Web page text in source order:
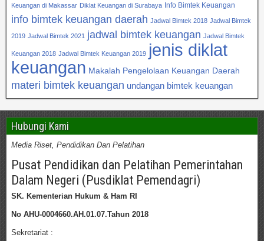
Keuangan di Makassar Diklat Keuangan di Surabaya Info Bimtek Keuangan
info bimtek keuangan daerah Jadwal Bimtek 2018 Jadwal Bimtek
2019 Jadwal Bimtek 2021 jadwal bimtek keuangan Jadwal Bimtek
Keuangan 2018 Jadwal Bimtek Keuangan 2019 jenis diklat
keuangan Makalah Pengelolaan Keuangan Daerah
materi bimtek keuangan undangan bimtek keuangan
Hubungi Kami
Media Riset, Pendidikan Dan Pelatihan
Pusat Pendidikan dan Pelatihan Pemerintahan
Dalam Negeri (Pusdiklat Pemendagri)
SK. Kementerian Hukum & Ham RI
No AHU-0004660.AH.01.07.Tahun 2018
Sekretariat :